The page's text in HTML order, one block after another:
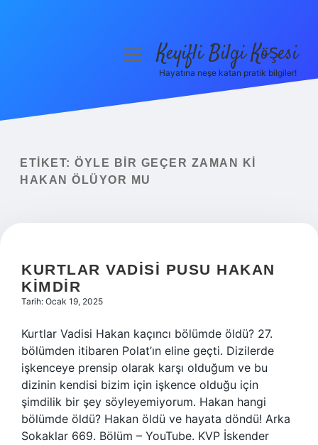
Yasal Uyarı
menüyüKeyifli Bilgi Köşesi
Hayatına neşe katan pratik bilgiler!
ETIKET: ÖYLE BIR GEÇER ZAMAN KI
HAKAN ÖLÜYOR MU
KURTLAR VADISI PUSU HAKAN
KIMDIR
Tarih: Ocak 19, 2025
Kurtlar Vadisi Hakan kaçıncı bölümde öldü? 27.
bölümden itibaren Polat’ın eline geçti. Dizilerde
işkenceye prensip olarak karşı olduğum ve bu
dizinin kendisi bizim için işkence olduğu için
şimdilik bir şey söyleyemiyorum. Hakan hangi
bölümde öldü? Hakan öldü ve hayata döndü! Arka
Sokaklar 669. Bölüm – YouTube. KVP İskender